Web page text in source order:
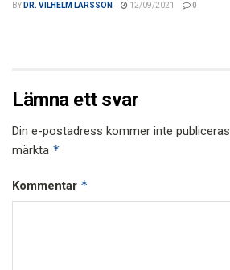
BY DR. VILHELM LARSSON 12/09/2021 0
Lämna ett svar
Din e-postadress kommer inte publiceras.
märkta *
Kommentar *